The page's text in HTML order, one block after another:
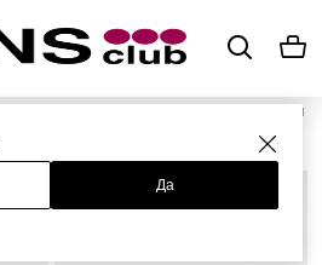
Да
Женские сумки и
%